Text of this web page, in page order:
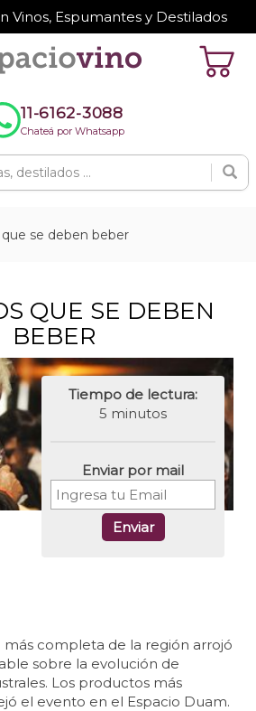
Vinos, Espumantes y Destilados
11-6162-3088
Chateá por Whatsapp
que se deben beber
QUE SE DEBEN
BEBER
Tiempo de lectura:
5 minutos
Enviar por mail
Enviar
más completa de la región arrojó
sobre la evolución de
Los productos más
el evento en el Espacio Duam.